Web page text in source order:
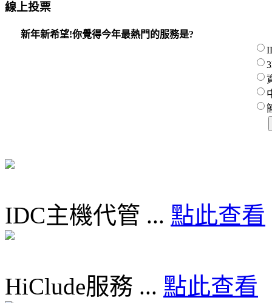
線上投票
新年新希望!你覺得今年最熱門的服務是?
IDC主機代管 ... 點此查看
HiClude服務 ... 點此查看